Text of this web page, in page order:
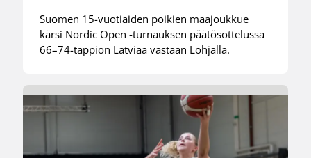
Suomen 15-vuotiaiden poikien maajoukkue
kärsi Nordic Open -turnauksen päätösottelussa
66–74-tappion Latviaa vastaan Lohjalla.